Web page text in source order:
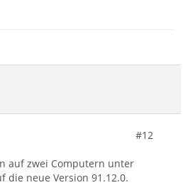
#12
auf zwei Computern unter
die neue Version 91.12.0.